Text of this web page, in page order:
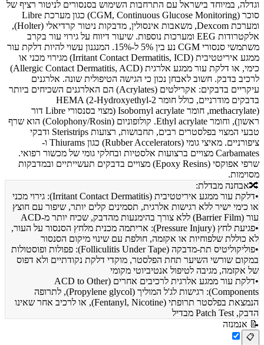
וגדלה, במיוחד בישראל עם התרחבות השימוש בסנסורים לניטור רציף של
סוכר (CGM, Continuous Glucose Monitoring) כגון מערכת Libre
ומערכת Dexcom, משאבות אינסולין, מדבקות ניטור קרדיאלי (Holter),
אלקטרודות EEG ומערכות נוספות. שיעור דיווח על גירוי עור בקרב
משתמשי סנסורי CGM נע בין 5% ל-15%. המנגנון עשוי להיות דלקת עור
ממגע איריטטיבית (Irritant Contact Dermatitis, ICD) מגירוי מכני או
כימי, או דלקת עור ממגע אלרגית (Allergic Contact Dermatitis, ACD)
לרכיב בדבק. חשוב לאבחן נכון כי הגישה הטיפולית שונה. אלרגנים
עיקריים בדבקים: אקרילטים (Acrylates) הם האלרגנים השכיחים ביותר
בדבקים מודרניים, כולל חומר 2-HEMA (2-Hydroxyethyl
methacrylate), חומר Isobornyl acrylate (מצוי בסנסורי Libre דור
ראשון), וחומר Ethyl acrylate. קולופוניום (Colophony/Rosin) הוא שרף
טבעי המצוי בפלסטרים רבים, תחבושות, רצועות Steristrips ודבקי
ציפורניים. מאיצי גומי (Rubber Accelerators) כגון Thiurams ו-
Carbamates מצויים ברצועות אלסטיות ובחלקי גומי של מכשור רפואי.
שרפי אפוקסי (Epoxy Resins) מצויים בדבקים תעשייתיים ובמדבקות
מסוימות.
🔀אבחנה מבדלת:
•
דלקת עור ממגע איריטטיבית (Irritant Contact Dermatitis): גירוי מכני
או כימי ישיר ללא רגישות אלרגית, תסמינים קלים יותר, שיפור עם חוצץ
עור (Barrier Film) ללא צורך בהימנעות מהדבק, שכיח יותר מ-ACD
•
פגיעת לחץ (Pressure Injury): אריתמה מכנית מלחץ הסנסור על העור,
לא כוללת שלפוחיות או אקזמה, חולפת עם שינוי מיקום הסנסור
•
פוליקוליטיס תת-מדבקה (Folliculitis Under Tape): פפולות ופוסטולות
במקום שורשי השיער תחת הפלסטר, מוקדי דלקת נקודתיים ולא דפוס
של אקזמה, מגיבה לטיפול אנטיביוטי מקומי
•
דלקת עור ממגע אלרגית לרכיבים אחרים (ACD to Other
Components): רגישות לג'ל המוליך (Propylene glycol), לתרופה
הנמצאת בפלסטר תרופתי (Fentanyl, Nicotine), או לרכיב אחר שאינו
הדבק, Patch Test מבדיל
📝 אנמנזה
📋